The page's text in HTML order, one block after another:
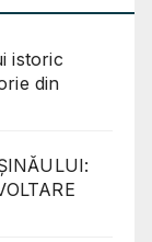
istoric
din